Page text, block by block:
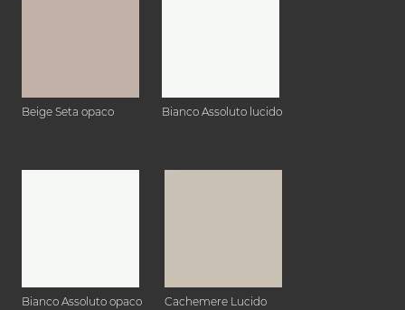
Beige Seta opaco Bianco Assoluto lucido
Bianco Assoluto opaco Cachemere Lucido